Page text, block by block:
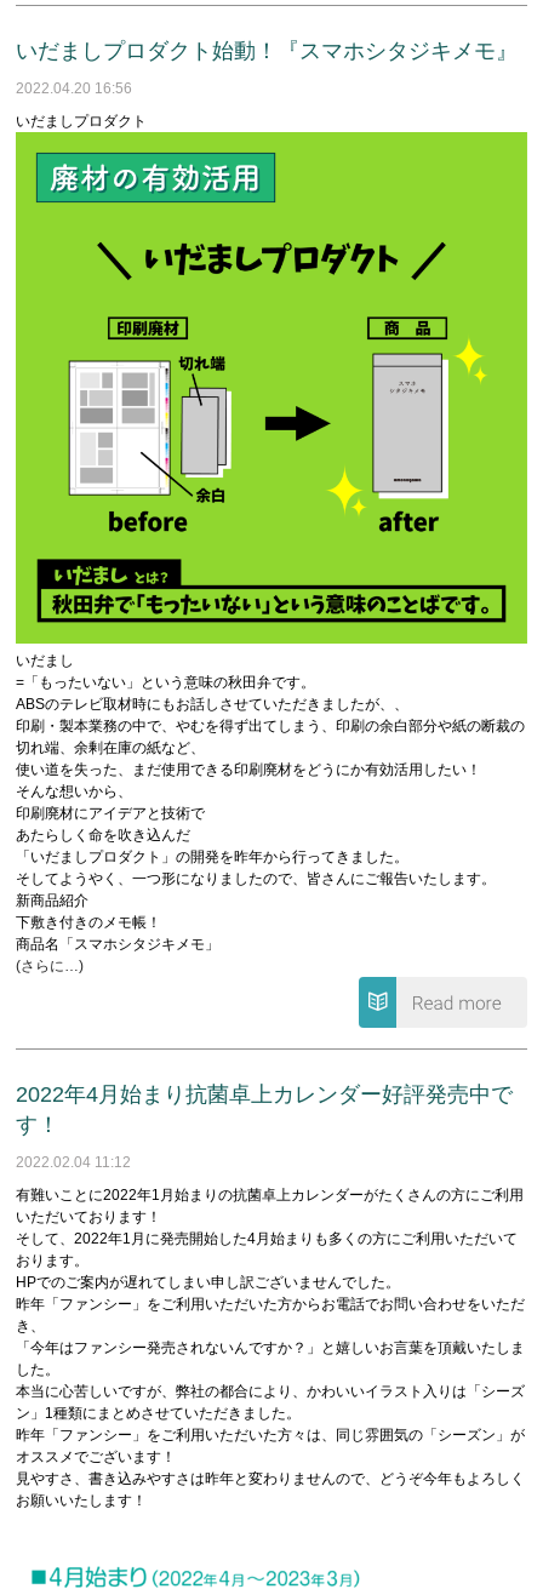
いだましプロダクト始動！『スマホシタジキメモ』
2022.04.20 16:56
いだましプロダクト
いだまし
=「もったいない」という意味の秋田弁です。
ABSのテレビ取材時にもお話しさせていただきましたが、、
印刷・製本業務の中で、やむを得ず出てしまう、印刷の余白部分や紙の断裁の
切れ端、余剰在庫の紙など、
使い道を失った、まだ使用できる印刷廃材をどうにか有効活用したい！
そんな想いから、
印刷廃材にアイデアと技術で
あたらしく命を吹き込んだ
「いだましプロダクト」の開発を昨年から行ってきました。
そしてようやく、一つ形になりましたので、皆さんにご報告いたします。
新商品紹介
下敷き付きのメモ帳！
商品名「スマホシタジキメモ」
(さらに…)
2022年4月始まり抗菌卓上カレンダー好評発売中で
す！
2022.02.04 11:12
有難いことに2022年1月始まりの抗菌卓上カレンダーがたくさんの方にご利用
いただいております！
そして、2022年1月に発売開始した4月始まりも多くの方にご利用いただいて
おります。
HPでのご案内が遅れてしまい申し訳ございませんでした。
昨年「ファンシー」をご利用いただいた方からお電話でお問い合わせをいただ
き、
「今年はファンシー発売されないんですか？」と嬉しいお言葉を頂戴いたしま
した。
本当に心苦しいですが、弊社の都合により、かわいいイラスト入りは「シーズ
ン」1種類にまとめさせていただきました。
昨年「ファンシー」をご利用いただいた方々は、同じ雰囲気の「シーズン」が
オススメでございます！
見やすさ、書き込みやすさは昨年と変わりませんので、どうぞ今年もよろしく
お願いいたします！